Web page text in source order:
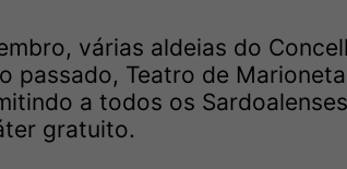
várias aldeias do
passado, Teatro de
a todos os
gratuito.